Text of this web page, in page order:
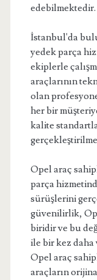
edebilmektedir.
İstanbul'da
yedek parça
ekiplerle
araçlarının
olan
her bir
kalite
Opel araç
parça
sürüşlerini
güvenilirlik,
biridir ve bu
ile bir kez
Opel araç
araçların